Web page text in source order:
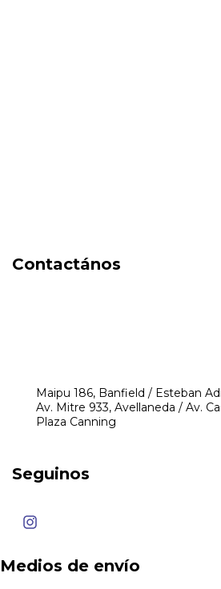
Contactános
Maipu 186, Banfield / Esteban
Av. Mitre 933, Avellaneda / Av.
Plaza Canning
Seguinos
Medios de envío